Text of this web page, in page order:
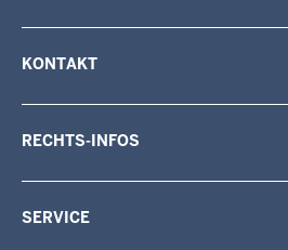
KONTAKT
RECHTS-INFOS
SERVICE